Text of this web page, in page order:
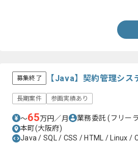
募集終了 【Java】契約管理シ
長期案件 参画実績あり
〜65万円／月 業務委託(フリー
本町(大阪府)
Java / SQL / CSS / HTML / Linux /